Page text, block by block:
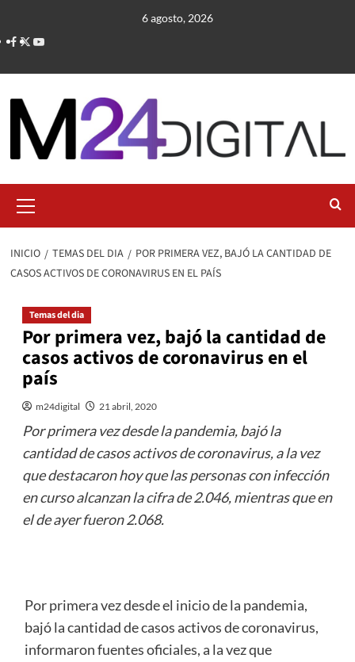
contenido
6 agosto, 2026
primario
INICIO TEMAS DEL DIA
POR PRIMERA VEZ, BAJÓ LA CANTIDAD DE
CASOS ACTIVOS DE CORONAVIRUS EN EL PAÍS
Temas del dia
Por primera vez, bajó la cantidad de
casos activos de coronavirus en el
país
m24digital 21 abril, 2020
Por primera vez desde la pandemia, bajó la
cantidad de casos activos de coronavirus, a la vez
que destacaron hoy que las personas con infección
en curso alcanzan la cifra de 2.046, mientras que en
el de ayer fueron 2.068.
Por primera vez desde el inicio de la pandemia,
bajó la cantidad de casos activos de coronavirus,
informaron fuentes oficiales, a la vez que